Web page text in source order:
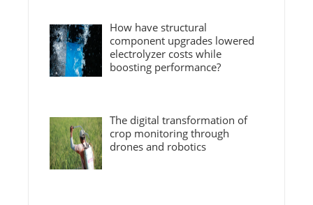
How have structural
component upgrades lowered
electrolyzer costs while
boosting performance?
The digital transformation of
crop monitoring through
drones and robotics